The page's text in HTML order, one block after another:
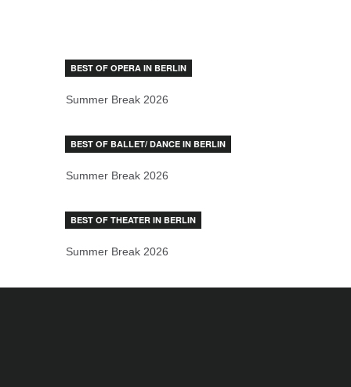
BEST OF OPERA IN BERLIN
Summer Break 2026
BEST OF BALLET/ DANCE IN BERLIN
Summer Break 2026
BEST OF THEATER IN BERLIN
Summer Break 2026